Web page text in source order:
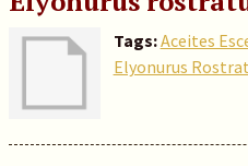
Tags:Aceites
Elyonurus